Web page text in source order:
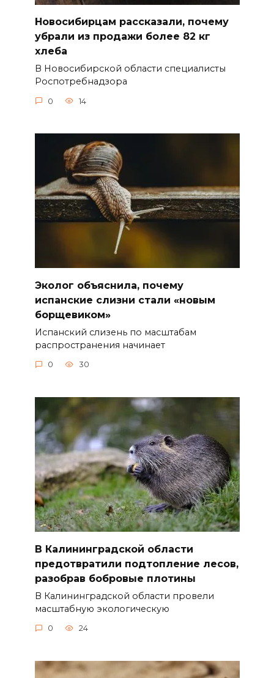
Новосибирцам рассказали, почему
убрали из продажи более 82 кг
хлеба
В Новосибирской области специалисты
Роспотребнадзора
0 14
Эколог объяснила, почему
испанские слизни стали «новым
борщевиком»
Испанский слизень по масштабам
распространения начинает
0 30
В Калининградской области
предотвратили подтопление лесов,
разобрав бобровые плотины
В Калининградской области провели
масштабную экологическую
0 24